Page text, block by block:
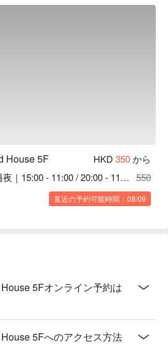
House 5F HKD 350から
標準客房｜時鐘酒店過夜｜15:00 - 11:00 / 20:00 - 11:00 550
直近の予約可能時間：08/09
5Fオンライン予約は
5Fへのアクセス方法